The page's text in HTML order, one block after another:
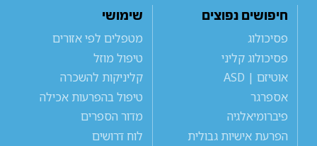
חיפושים נפוצים
פסיכולוג
פסיכולוג קליני
אוטיזם | ASD
אספרגר
פיברומיאלגיה
הפרעת אישיות גבולית
שימושי
מטפלים לפי אזורים
טיפול מוזל
קליניקות להשכרה
טיפול בהפרעות אכילה
מדור הספרים
לוח דרושים